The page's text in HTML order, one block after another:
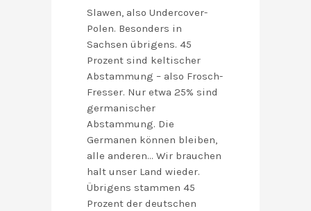
Slawen, also Undercover-
Polen. Besonders in
Sachsen übrigens. 45
Prozent sind keltischer
Abstammung – also Frosch-
Fresser. Nur etwa 25% sind
germanischer
Abstammung. Die
Germanen können bleiben,
alle anderen… Wir brauchen
halt unser Land wieder.
Übrigens stammen 45
Prozent der deutschen